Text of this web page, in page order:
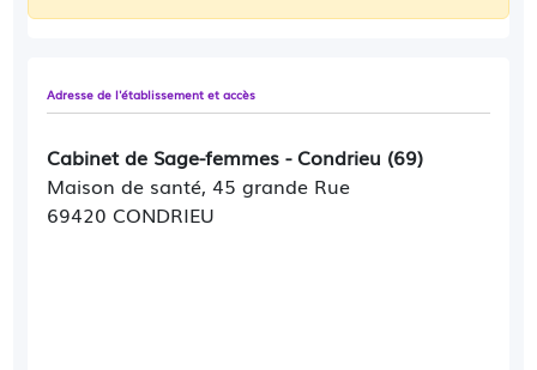
Adresse de l'établissement et accès
Cabinet de Sage-femmes - Condrieu (69)
Maison de santé, 45 grande Rue
69420 CONDRIEU